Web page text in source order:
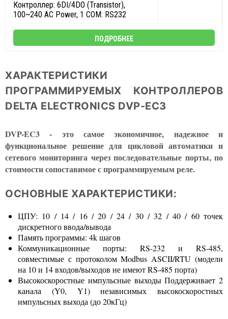
Контроллер: 6DI/4DO (Transistor),
100~240 AC Power, 1 COM: RS232
ПОДРОБНЕЕ
ХАРАКТЕРИСТИКИ
ПРОГРАММИРУЕМЫХ КОНТРОЛЛЕРОВ
DELTA ELECTRONICS DVP-EC3
DVP-EC3 - это самое экономичное, надежное и
функциональное решение для цикловой автоматики и
сетевого мониторинга через последовательные порты, по
стоимости сопоставимое с программируемым реле.
ОСНОВНЫЕ ХАРАКТЕРИСТИКИ:
ЦПУ: 10 / 14 / 16 / 20 / 24 / 30 / 32 / 40 / 60 точек
дискретного ввода/вывода
Память программы: 4k шагов
Коммуникационные порты: RS-232 и RS-485,
совместимые с протоколом Modbus ASCII/RTU (модели
на 10 и 14 входов/выходов не имеют RS-485 порта)
Высокоскоростные импульсные выходы Поддерживает 2
канала (Y0, Y1) независимых высокоскоростных
импульсных выхода (до 20кГц)